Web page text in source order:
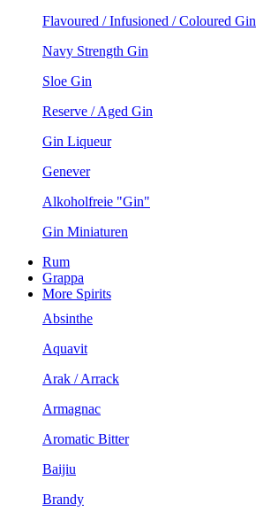
Flavoured / Infusioned / Coloured Gin
Navy Strength Gin
Sloe Gin
Reserve / Aged Gin
Gin Liqueur
Genever
Alkoholfreie "Gin"
Gin Miniaturen
Rum
Grappa
More Spirits
Absinthe
Aquavit
Arak / Arrack
Armagnac
Aromatic Bitter
Baijiu
Brandy